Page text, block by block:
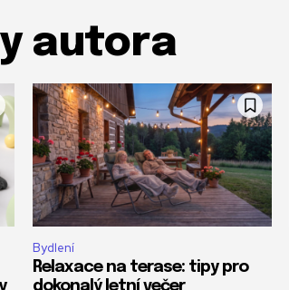
autora
Bydlení
Relaxace na terase: tipy pro
dokonalý letní večer